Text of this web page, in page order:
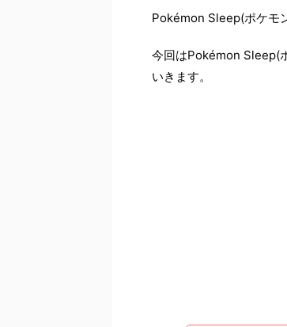
Pokémon Sleep(ポケモ
今回はPokémon Sleep(
いきます。